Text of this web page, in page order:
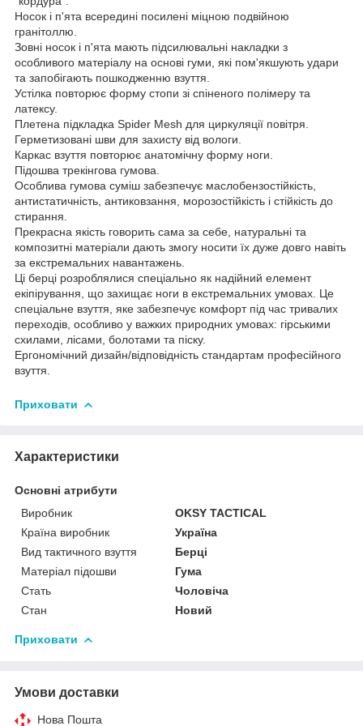
Носок і п'ята всередині посилені міцною подвійною
гранітоллю.
Зовні носок і п'ята мають підсилювальні накладки з
особливого матеріалу на основі гуми, які пом'якшують удари
та запобігають пошкодженню взуття.
Устілка повторює форму стопи зі спіненого полімеру та
латексу.
Плетена підкладка Spider Mesh для циркуляції повітря.
Герметизовані шви для захисту від вологи.
Каркас взуття повторює анатомічну форму ноги.
Підошва трекінгова гумова.
Особлива гумова суміш забезпечує маслобензостійкість,
антистатичність, антиковзання, морозостійкість і стійкість до
стирання.
Прекрасна якість говорить сама за себе, натуральні та
композитні матеріали дають змогу носити їх дуже довго навіть
за екстремальних навантажень.
Ці берці розроблялися спеціально як надійний елемент
екіпірування, що захищає ноги в екстремальних умовах. Це
спеціальне взуття, яке забезпечує комфорт під час тривалих
переходів, особливо у важких природних умовах: гірськими
схилами, лісами, болотами та піску.
Ергономічний дизайн/відповідність стандартам професійного
взуття.
Приховати
Характеристики
Основні атрибути
Виробник
OKSY TACTICAL
Країна виробник
Україна
Вид тактичного взуття
Берці
Матеріал підошви
Гума
Стать
Чоловіча
Стан
Новий
Приховати
Умови доставки
Нова Пошта